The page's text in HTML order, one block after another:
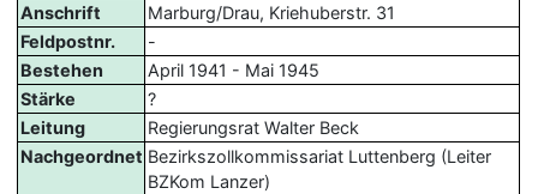
Anschrift
Marburg/Drau, Kriehuberstr. 31
Feldpostnr.
-
Bestehen
April 1941 - Mai 1945
Stärke
?
Leitung
Regierungsrat Walter Beck
Nachgeordnet Bezirkszollkommissariat Luttenberg (Leiter
BZKom Lanzer)